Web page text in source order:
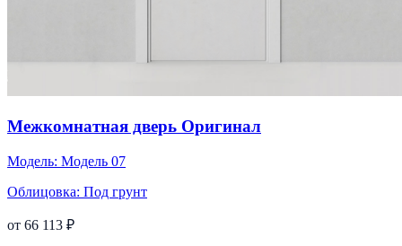
Межкомнатная дверь Оригинал
Модель: Модель 07
Облицовка: Под грунт
от 66 113 ₽